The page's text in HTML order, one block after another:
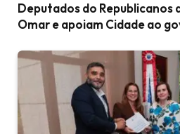
Deputados do Republicanos
Omar e apoiam Cidade ao